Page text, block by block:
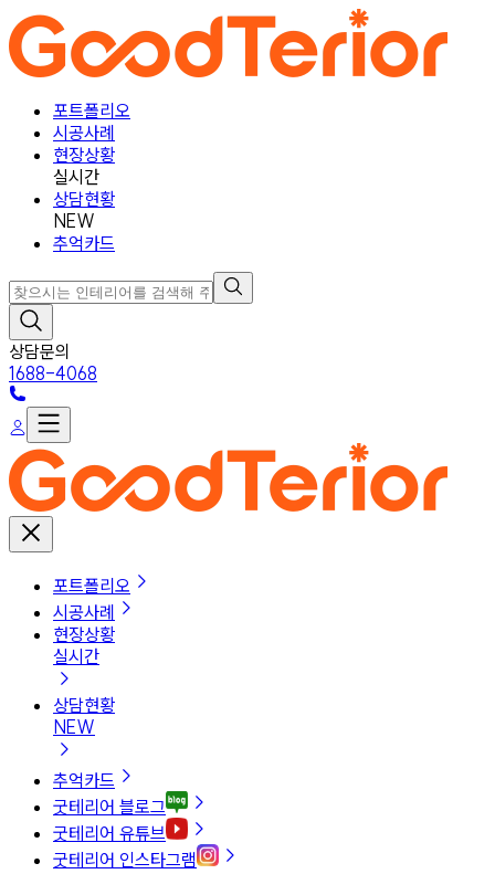
포트폴리오
시공사례
현장상황
실시간
상담현황
NEW
추억카드
상담문의
1688-4068
포트폴리오
시공사례
현장상황
실시간
상담현황
NEW
추억카드
굿테리어 블로그
굿테리어 유튜브
굿테리어 인스타그램